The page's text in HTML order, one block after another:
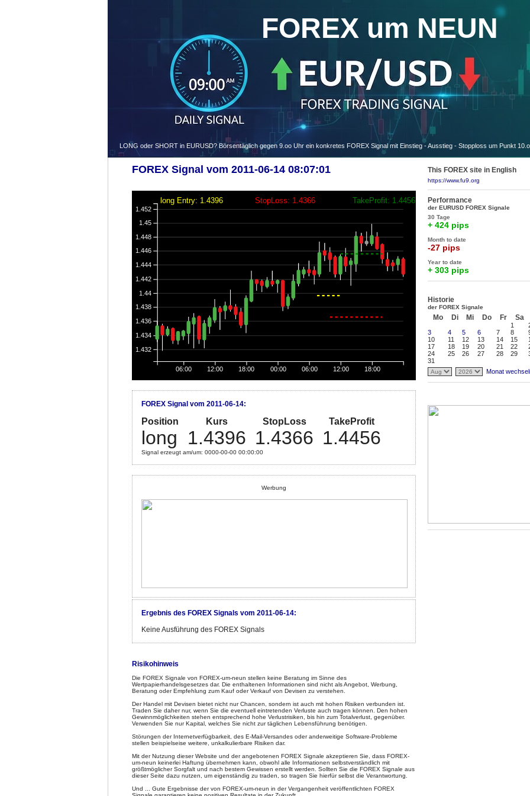
FOREX um NEUN
LONG oder SHORT in EURUSD? Börsentäglich gegen 9.oo Uhr ein konkretes FOREX Signal mit Einstieg - Ausstieg - Stopploss um Punkt
FOREX Signal vom 2011-06-14 08:07:01
06:00 12:00 18:00 00:00 06:00 12:00 18:00
1.432
1.434
1.436
1.438
1.44
1.442
1.444
1.446
1.448
1.45
1.452
long Entry: 1.4396 StopLoss: 1.4366 TakeProfit: 1.4456
FOREX Signal vom 2011-06-14:
Position Kurs StopLoss TakeProfit
long 1.4396 1.4366 1.4456
Signal erzeugt am/um: 0000-00-00 00:00:00
Werbung
Ergebnis des FOREX Signals vom 2011-06-14:
Keine Ausführung des FOREX Signals
Risikohinweis
Die FOREX Signale von FOREX-um-neun stellen keine Beratung im Sinne des
Wertpapierhandelsgesetzes dar. Die enthaltenen Informationen sind nicht als Angebot, Werbung,
Beratung oder Empfehlung zum Kauf oder Verkauf von Devisen zu verstehen.
Der Handel mit Devisen bietet nicht nur Chancen, sondern ist auch mit hohen Risiken verbunden ist.
Traden Sie daher nur, wenn Sie die eventuell eintretenden Verluste auch tragen können. Den hohen
Gewinnmöglichkeiten stehen entsprechend hohe Verlustrisiken, bis hin zum Totalverlust, gegenüber.
Verwenden Sie nur Kapital, welches Sie nicht zur täglichen Lebensführung benötigen.
Störungen der Internetverfügbarkeit, des E-Mail-Versandes oder anderweitige Software-Probleme
stellen beispielseise weitere, unkalkulierbare Risiken dar.
Mit der Nutzung dieser Website und der angebotenen FOREX Signale akzeptieren Sie, dass FOREX-
um-neun keinerlei Haftung übernehmen kann, obwohl alle Informationen selbstverständlich mit
größtmöglicher Sorgfalt und nach bestem Gewissen erstellt werden. Sollten Sie die FOREX Signale aus
dieser Seite dazu nutzen, um eigenständig zu traden, so tragen Sie hierfür selbst die Verantwortung.
Und ... Gute Ergebnisse der von FOREX-um-neun in der Vergangenheit veröffentlichten FOREX
This FOREX site in English
https://www.fu9.org
Performance
der EURUSD FOREX Signale
30 Tage
+ 424 pips
Month to date
-27 pips
Year to date
+ 303 pips
Historie
der FOREX Signale
Mo Di Mi Do Fr Sa
1
3
4 5 6 7 8
10
11 12 13 14 15
17
18 19 20 21 22
24
25 26 27 28 29
31
Monat